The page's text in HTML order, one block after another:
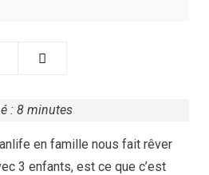
: 8 minutes
en famille nous fait rêver
3 enfants, est ce que c’est